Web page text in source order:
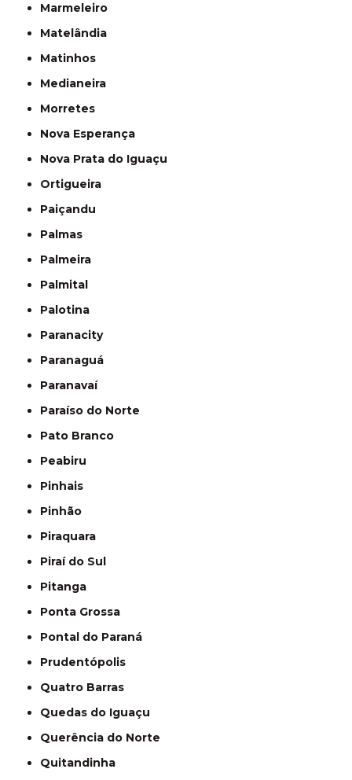
Marmeleiro
Matelândia
Matinhos
Medianeira
Morretes
Nova Esperança
Nova Prata do Iguaçu
Ortigueira
Paiçandu
Palmas
Palmeira
Palmital
Palotina
Paranacity
Paranaguá
Paranavaí
Paraíso do Norte
Pato Branco
Peabiru
Pinhais
Pinhão
Piraquara
Piraí do Sul
Pitanga
Ponta Grossa
Pontal do Paraná
Prudentópolis
Quatro Barras
Quedas do Iguaçu
Querência do Norte
Quitandinha